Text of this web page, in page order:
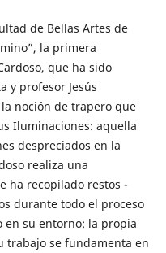
de Bellas Artes de
la primera
que ha sido
y profesor Jesús
noción de trapero que
Iluminaciones: aquella
despreciados en la
realiza una
ha recopilado restos -
durante todo el proceso
en su entorno: la propia
trabajo se fundamenta en